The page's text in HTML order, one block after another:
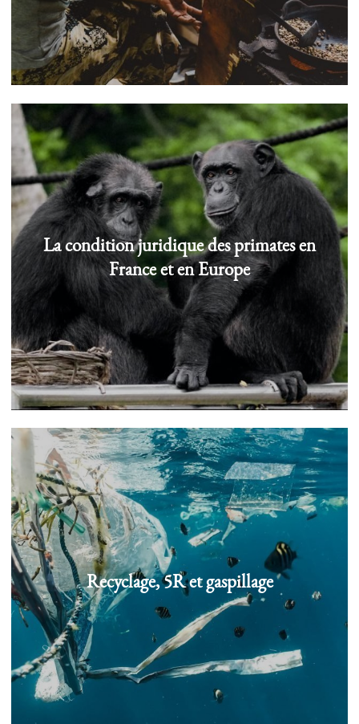
La condition juridique des primates en
France et en Europe
Recyclage, 5R et gaspillage